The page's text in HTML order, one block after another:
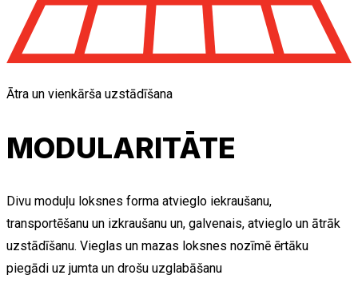
Ātra un vienkārša uzstādīšana
MODULARITĀTE
Divu moduļu loksnes forma atvieglo iekraušanu,
transportēšanu un izkraušanu un, galvenais, atvieglo un ātrāk
uzstādīšanu. Vieglas un mazas loksnes nozīmē ērtāku
piegādi uz jumta un drošu uzglabāšanu